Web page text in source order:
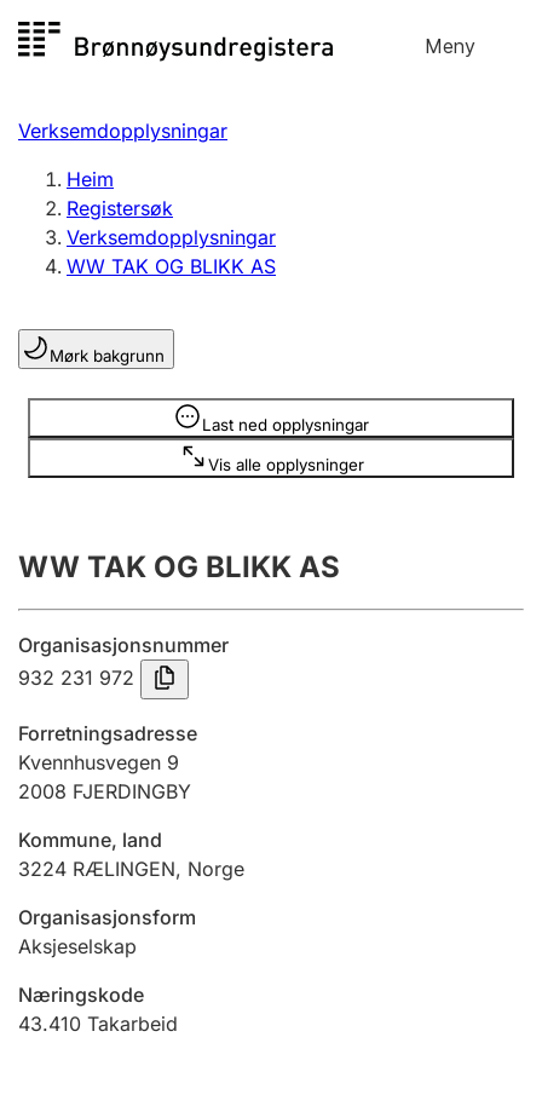
til
Meny
Registersøk
Aksjeselskap
Enkeltpersonføretak
Registrere, endre, slette
Lag og foreining
Registrere, endre, slette
Årsrekneskap
Innsending og forseinkingsgebyr
Tinglysing
Jeger
Ektepaktrettleiaren
Andre tema
Verksemdopplysningar
Heim
Registersøk
Verksemdopplysningar
WW TAK OG BLIKK AS
Mørk bakgrunn
Last ned opplysningar
Vis alle opplysninger
Opplysninger er skjult
WW TAK OG BLIKK AS
Organisasjonsnummer
932 231 972
Forretningsadresse
Kvennhusvegen 9
2008 FJERDINGBY
Kommune, land
3224 RÆLINGEN, Norge
Organisasjonsform
Aksjeselskap
Næringskode
43.410 Takarbeid